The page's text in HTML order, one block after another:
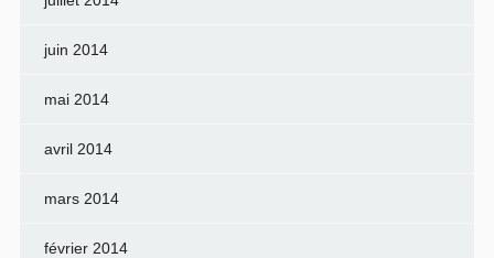
juin 2014
mai 2014
avril 2014
mars 2014
février 2014